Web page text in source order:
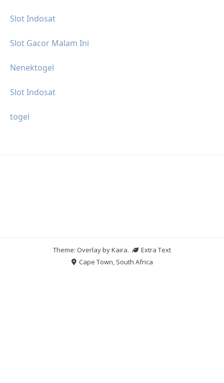
Slot Indosat
Slot Gacor Malam Ini
Nenektogel
Slot Indosat
togel
Theme: Overlay byKaira.
Extra Text
Cape Town, South Africa